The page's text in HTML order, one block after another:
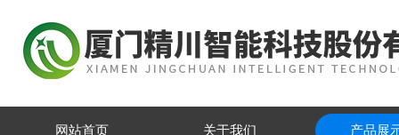
网站首页 关于我们 产品展